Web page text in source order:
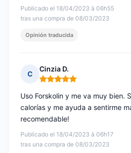
Publicado el 18/04/2023 à 06h55
tras una compra de 08/03/2023
Opinión traducida
C
Cinzia D.
Nota: 5 de 5
Publicado el 18/04/2023 à 06h17
tras una compra de 08/03/2023
Uso Forskolin y me va muy bien.
calorías y me ayuda a sentirme
recomendable!